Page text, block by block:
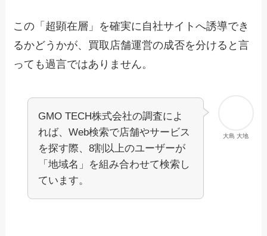
この「超顕在層」を確実に自社サイトへ誘導でき
るかどうかが、買取店舗運営の成否を分けると言
っても過言ではありません。
大島 大地
GMO TECH株式会社の調査によ
れば、Web検索で店舗やサービス
を探す際、8割以上のユーザーが
「地域名」を組み合わせて検索し
ています。